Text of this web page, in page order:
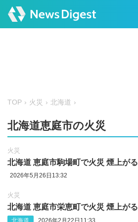
TOP 火災 北海道
北海道恵庭市の火災
火災
北海道 恵庭市駒場町で火災 煙上がる
2026年5月26日13:32
火災
北海道 恵庭市栄恵町で火災 煙上がる